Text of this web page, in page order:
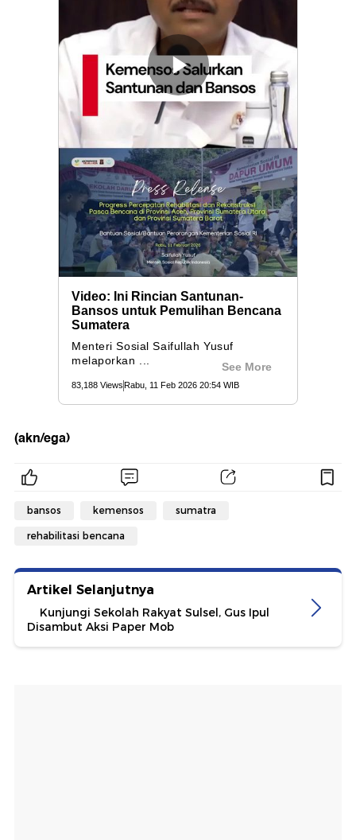
(akn/ega)
bansos kemensos sumatra
rehabilitasi bencana
Artikel Selanjutnya
Kunjungi Sekolah Rakyat Sulsel, Gus Ipul
Disambut Aksi Paper Mob